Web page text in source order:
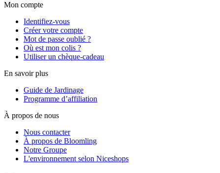
Mon compte
Identifiez-vous
Créer votre compte
Mot de passe oublié ?
Où est mon colis ?
Utiliser un chèque-cadeau
En savoir plus
Guide de Jardinage
Programme d’affiliation
À propos de nous
Nous contacter
À propos de Bloomling
Notre Groupe
L'environnement selon Niceshops